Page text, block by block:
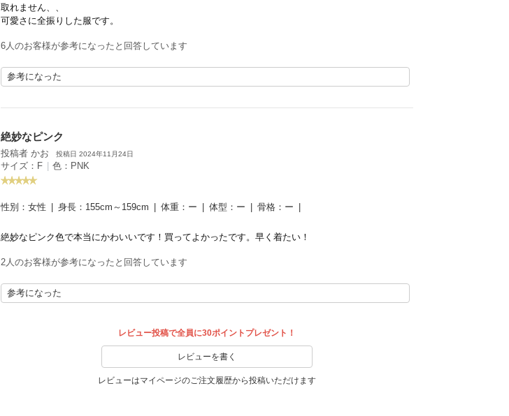
取れません、、
可愛さに全振りした服です。
6人のお客様が参考になったと回答しています
参考になった
絶妙なピンク
投稿者 かお 投稿日 2024年11月24日
サイズ：F 色：PNK
性別： 女性 身長： 155cm～159cm 体重： ー 体型： ー 骨格： ー
絶妙なピンク色で本当にかわいいです！買ってよかったです。早く着たい！
2人のお客様が参考になったと回答しています
参考になった
レビュー投稿で全員に30ポイントプレゼント！
レビューを書く
レビューはマイページのご注文履歴から投稿いただけます